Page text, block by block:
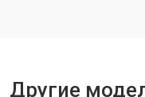
Другие